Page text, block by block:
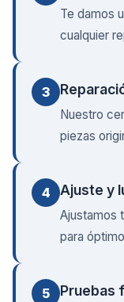
Te damos
cualquier
3
Nuestro
piezas
4 Ajuste y
Ajustamos
para
5 Pruebas